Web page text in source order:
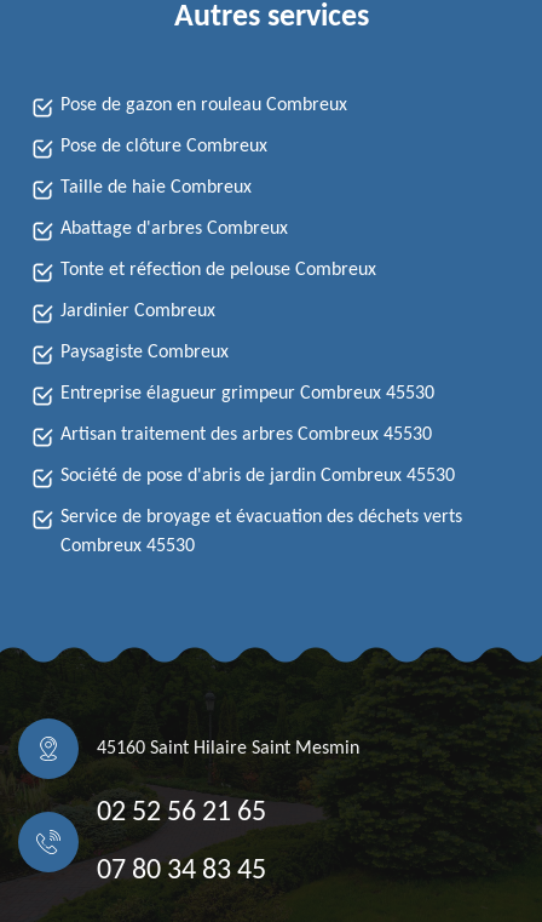
Autres services
Pose de gazon en rouleau Combreux
Pose de clôture Combreux
Taille de haie Combreux
Abattage d'arbres Combreux
Tonte et réfection de pelouse Combreux
Jardinier Combreux
Paysagiste Combreux
Entreprise élagueur grimpeur Combreux 45530
Artisan traitement des arbres Combreux 45530
Société de pose d'abris de jardin Combreux 45530
Service de broyage et évacuation des déchets verts
Combreux 45530
45160 Saint Hilaire Saint Mesmin
02 52 56 21 65
07 80 34 83 45